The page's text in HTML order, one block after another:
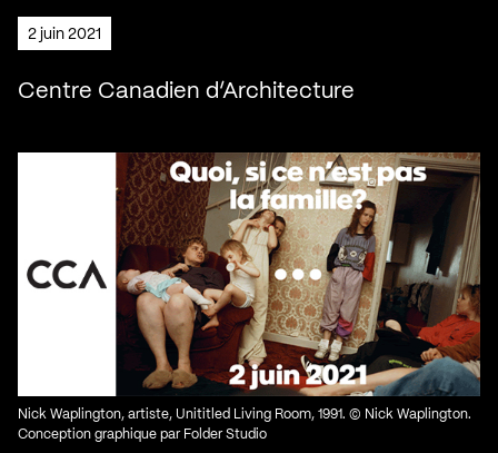
2 juin 2021
Centre Canadien d’Architecture
Nick Waplington, artiste, Unititled Living Room, 1991. © Nick Waplington.
Conception graphique par Folder Studio